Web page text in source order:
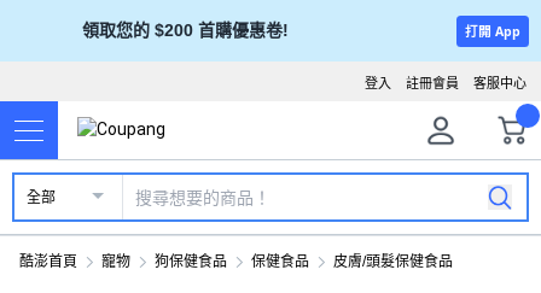
領取您的 $200 首購優惠卷! 打開 App
客服中心
註冊會員
登入
全部
酷澎首頁 寵物 狗保健食品 保健食品 皮膚/頭髮保健食品